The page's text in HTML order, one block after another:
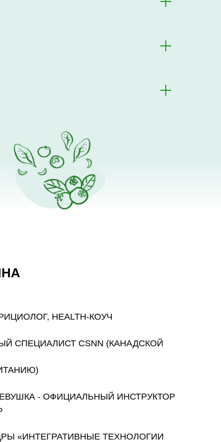
HEALTH-КОУЧ
СПЕЦИАЛИСТ CSNN (КАНАДСКОЙ
- ОФИЦИАЛЬНЫЙ ИНСТРУКТОР
«ИНТЕГРАТИВНЫЕ ТЕХНОЛОГИИ